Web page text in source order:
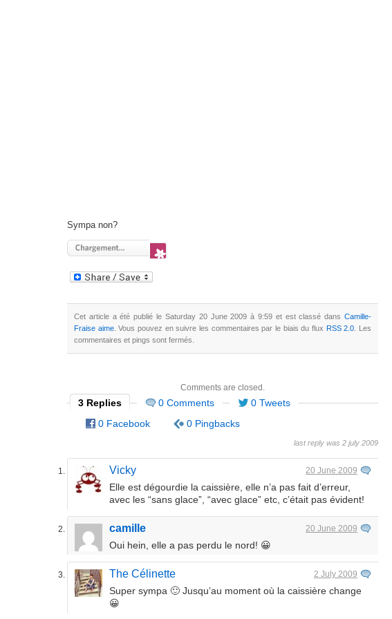
Sympa non?
Cet article a été publié le Saturday 20 June 2009 à 9:59 et est classé dans Camille-
Fraise aime. Vous pouvez en suivre les commentaires par le biais du flux RSS 2.0 . Les
commentaires et pings sont fermés.
Comments are closed.
3 Replies 0 Comments
0 Tweets
0 Facebook
0 Pingbacks
last reply was 2 july 2009
Vicky 20 June 2009
Elle est dégourdie la caissière, elle n’a pas fait d’erreur,
avec les “sans glace”, “avec glace” etc, c’était pas évident!
camille 20 June 2009
Oui hein, elle a pas perdu le nord! 😀
The Célinette 2 July 2009
Super sympa 🙂 Jusqu’au moment où la caissière change
😀